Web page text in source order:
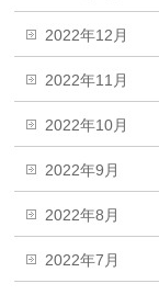
2022年12月
2022年11月
2022年10月
2022年9月
2022年8月
2022年7月